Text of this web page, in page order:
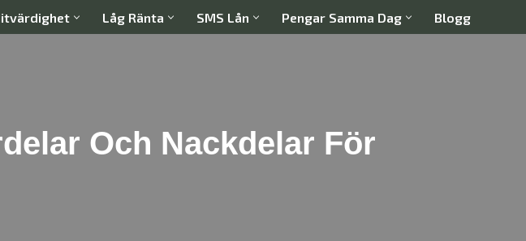
Låg Ränta SMS Lån Pengar Samma Dag Blogg
Och Nackdelar För